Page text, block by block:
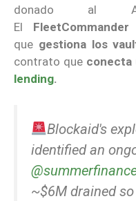
donado al
El FleetCommander
que gestiona los
contrato que conecta
lending.
Blockaid's
identified an
~$6M drained so